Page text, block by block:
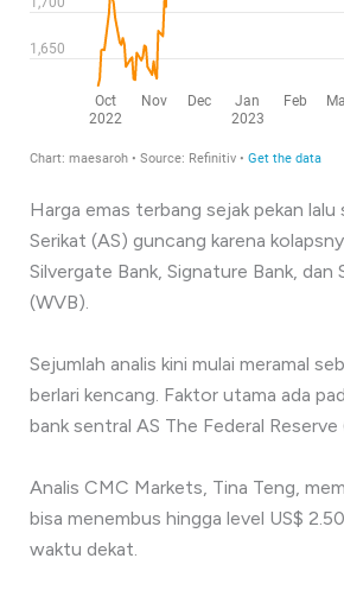
Harga emas terbang sejak pekan lalu
Serikat (AS) guncang karena
Silvergate Bank, Signature Bank, dan
(WVB).
Sejumlah analis kini mulai meramal
berlari kencang. Faktor utama ada
bank sentral AS The Federal Reserve
Analis CMC Markets, Tina Teng,
bisa menembus hingga level US$
waktu dekat.